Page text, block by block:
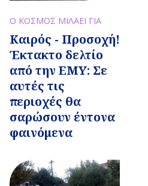
Ο ΚΟΣΜΟΣ ΜΙΛΑΕΙ ΓΙΑ
Καιρός - Προσοχή!
Έκτακτο δελτίο
από την ΕΜΥ: Σε
αυτές τις
περιοχές θα
σαρώσουν έντονα
φαινόμενα